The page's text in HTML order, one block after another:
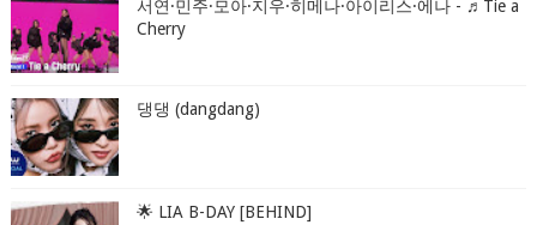
서연·민주·모아·지우·히메나·아이리스·에나 - ♬Tie a
Cherry
댕댕 (dangdang)
🌟 LIA B-DAY [BEHIND]